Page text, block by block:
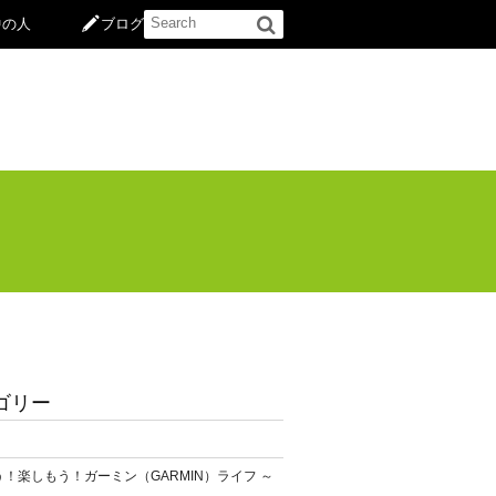
人 ブログ
リー
！楽しもう！ガーミン（GARMIN）ライフ ～